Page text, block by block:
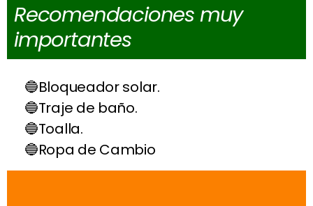
Recomendaciones muy
importantes
Bloqueador solar.
Traje de baño.
Toalla.
Ropa de Cambio